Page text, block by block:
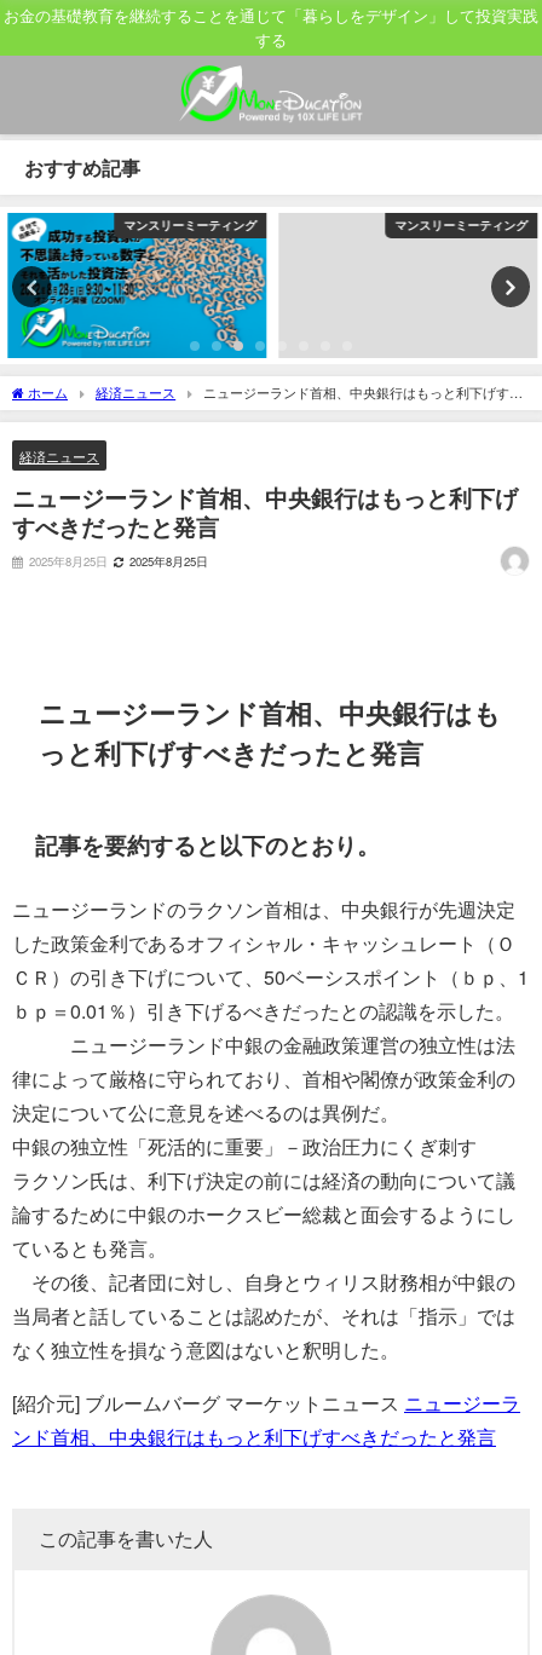
お金の基礎教育を継続することを通じて「暮らしをデザイン」して投資実践
する
おすすめ記事
マンスリーミーティング マンスリーミーティング
ホーム 経済ニュース
ニュージーランド首相、中央銀行はもっと利下げすべ
きだったと発言
経済ニュース
ニュージーランド首相、中央銀行はもっと利下げ
すべきだったと発言
2025年8月25日 2025年8月25日
ニュージーランド首相、中央銀行はも
っと利下げすべきだったと発言
記事を要約すると以下のとおり。
ニュージーランドのラクソン首相は、中央銀行が先週決定
した政策金利であるオフィシャル・キャッシュレート（Ｏ
ＣＲ）の引き下げについて、50ベーシスポイント（ｂｐ、1
ｂｐ＝0.01％）引き下げるべきだったとの認識を示した。
ニュージーランド中銀の金融政策運営の独立性は法
律によって厳格に守られており、首相や閣僚が政策金利の
決定について公に意見を述べるのは異例だ。
中銀の独立性「死活的に重要」－政治圧力にくぎ刺す
ラクソン氏は、利下げ決定の前には経済の動向について議
論するために中銀のホークスビー総裁と面会するようにし
ているとも発言。
その後、記者団に対し、自身とウィリス財務相が中銀の
当局者と話していることは認めたが、それは「指示」では
なく独立性を損なう意図はないと釈明した。
[紹介元] ブルームバーグ マーケットニュース ニュージーラ
ンド首相、中央銀行はもっと利下げすべきだったと発言
この記事を書いた人